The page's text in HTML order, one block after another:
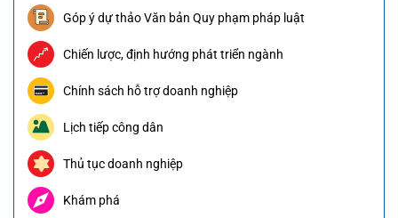
Góp ý dự thảo Văn bản Quy phạm pháp luật
Chiến lược, định hướng phát triển ngành
Chính sách hỗ trợ doanh nghiệp
Lịch tiếp công dân
Thủ tục doanh nghiệp
Khám phá